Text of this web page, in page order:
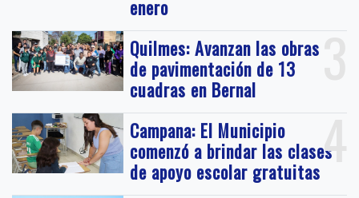
enero
3
Quilmes: Avanzan las obras
de pavimentación de 13
cuadras en Bernal
4
Campana: El Municipio
comenzó a brindar las clases
de apoyo escolar gratuitas